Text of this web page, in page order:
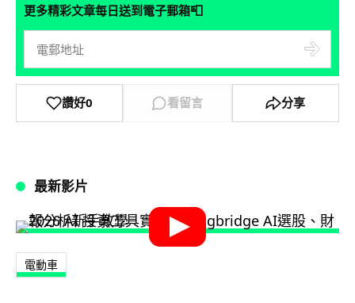
更多精彩文章每日送到電子郵箱📮
讚好0 看留言 分享
最新影片
電動車